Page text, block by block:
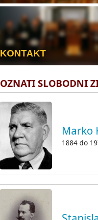
KONTAKT
SLOBODNI
Marko
1884do